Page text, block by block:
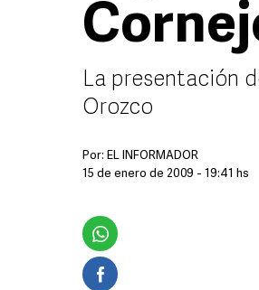
La presentación
Orozco
Por: EL INFORMADOR
15 de enero de 2009 - 19:41 hs